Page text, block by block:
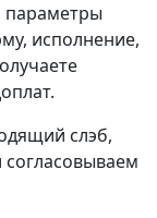
параметры
исполнение,
слэб,
согласовываем